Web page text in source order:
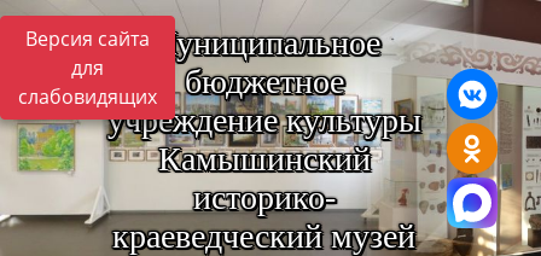
Версия сайта
для
слабовидящих
Муниципальное
бюджетное
учреждение культуры
Камышинский
историко-
краеведческий музей